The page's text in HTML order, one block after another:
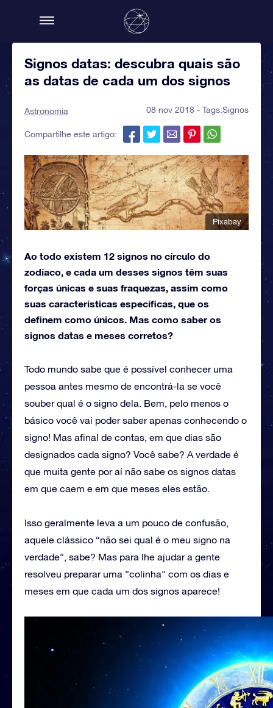
Signos datas: descubra quais são
as datas de cada um dos signos
Astronomia 08 nov 2018 - Tags:Signos
Compartilhe este artigo:
Pixabay
Ao todo existem 12 signos no círculo do
zodíaco, e cada um desses signos têm suas
forças únicas e suas fraquezas, assim como
suas características específicas, que os
definem como únicos. Mas como saber os
signos datas e meses corretos?
Todo mundo sabe que é possível conhecer uma
pessoa antes mesmo de encontrá-la se você
souber qual é o signo dela. Bem, pelo menos o
básico você vai poder saber apenas conhecendo o
signo! Mas afinal de contas, em que dias são
designados cada signo? Você sabe? A verdade é
que muita gente por aí não sabe os signos datas
em que caem e em que meses eles estão.
Isso geralmente leva a um pouco de confusão,
aquele clássico “não sei qual é o meu signo na
verdade”, sabe? Mas para lhe ajudar a gente
resolveu preparar uma ”colinha” com os dias e
meses em que cada um dos signos aparece!